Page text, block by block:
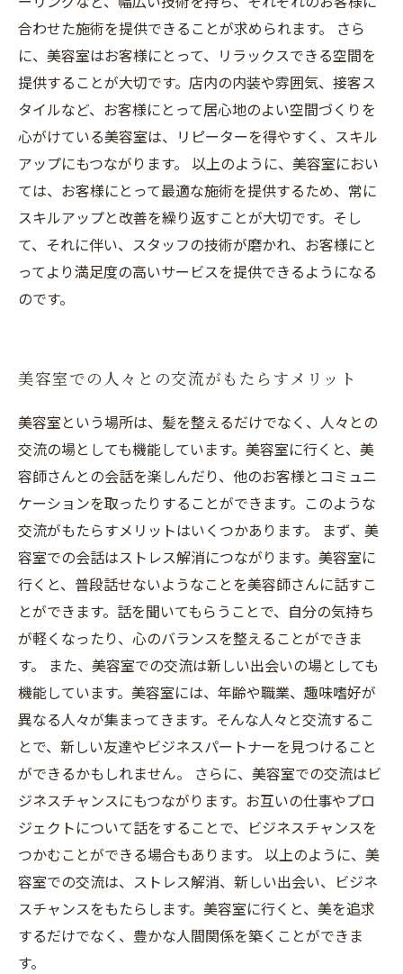
合わせた施術を提供できることが求められます。 さら
に、美容室はお客様にとって、リラックスできる空間を
提供することが大切です。店内の内装や雰囲気、接客ス
タイルなど、お客様にとって居心地のよい空間づくりを
心がけている美容室は、リピーターを得やすく、スキル
アップにもつながります。 以上のように、美容室におい
ては、お客様にとって最適な施術を提供するため、常に
スキルアップと改善を繰り返すことが大切です。そし
て、それに伴い、スタッフの技術が磨かれ、お客様にと
ってより満足度の高いサービスを提供できるようになる
のです。
美容室での人々との交流がもたらすメリット
美容室という場所は、髪を整えるだけでなく、人々との
交流の場としても機能しています。美容室に行くと、美
容師さんとの会話を楽しんだり、他のお客様とコミュニ
ケーションを取ったりすることができます。このような
交流がもたらすメリットはいくつかあります。 まず、美
容室での会話はストレス解消につながります。美容室に
行くと、普段話せないようなことを美容師さんに話すこ
とができます。話を聞いてもらうことで、自分の気持ち
が軽くなったり、心のバランスを整えることができま
す。 また、美容室での交流は新しい出会いの場としても
機能しています。美容室には、年齢や職業、趣味嗜好が
異なる人々が集まってきます。そんな人々と交流するこ
とで、新しい友達やビジネスパートナーを見つけること
ができるかもしれません。 さらに、美容室での交流はビ
ジネスチャンスにもつながります。お互いの仕事やプロ
ジェクトについて話をすることで、ビジネスチャンスを
つかむことができる場合もあります。 以上のように、美
容室での交流は、ストレス解消、新しい出会い、ビジネ
スチャンスをもたらします。美容室に行くと、美を追求
するだけでなく、豊かな人間関係を築くことができま
す。